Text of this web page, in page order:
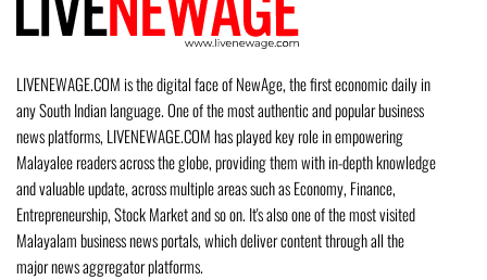
LIVENEWAGE.COM is the digital face of NewAge, the first economic daily in
any South Indian language. One of the most authentic and popular business
news platforms, LIVENEWAGE.COM has played key role in empowering
Malayalee readers across the globe, providing them with in-depth knowledge
and valuable update, across multiple areas such as Economy, Finance,
Entrepreneurship, Stock Market and so on. It's also one of the most visited
Malayalam business news portals, which deliver content through all the
major news aggregator platforms.